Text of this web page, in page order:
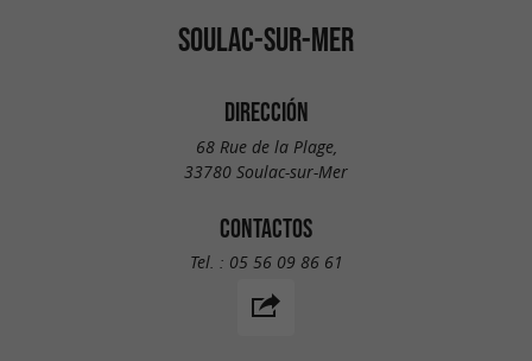
SOULAC-SUR-MER
DIRECCIÓN
68 Rue de la Plage,
33780 Soulac-sur-Mer
CONTACTOS
Tel. : 05 56 09 86 61